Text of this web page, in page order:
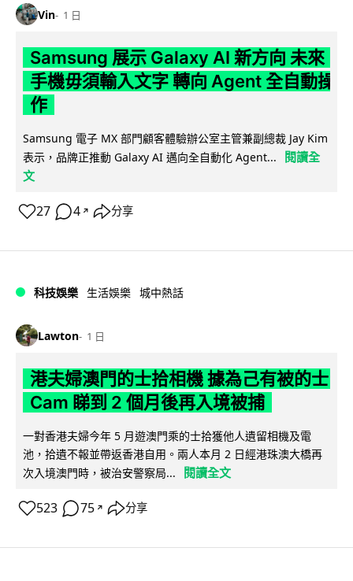
Vin 1 日
Samsung 展示 Galaxy AI 新方向 未來
手機毋須輸入文字 轉向 Agent 全自動操
作
Samsung 電子 MX 部門顧客體驗辦公室主管兼副總裁 Jay Kim
表示，品牌正推動 Galaxy AI 邁向全自動化 Agent...
閱讀全
文
27 4 ↗ 分享
科技娛樂 生活娛樂 城中熱話
Lawton 1 日
港夫婦澳門的士拾相機 據為己有被的士
Cam 睇到 2 個月後再入境被捕
一對香港夫婦今年 5 月遊澳門乘的士拾獲他人遺留相機及電
池，拾遺不報並帶返香港自用。兩人本月 2 日經港珠澳大橋再
次入境澳門時，被治安警察局...
閱讀全文
523 75 ↗ 分享